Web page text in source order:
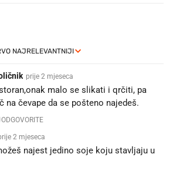
prije 2 mjeseca
malo se slikati i qrčiti, pa
na čevape da se pošteno najedeš.
ODGOVORITE
2 mjeseca
najest jedino soje koju stavljaju u